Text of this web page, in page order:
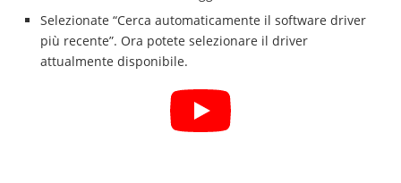
Selezionate “Cerca automaticamente il software driver
più recente”. Ora potete selezionare il driver
attualmente disponibile.